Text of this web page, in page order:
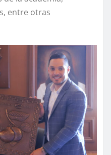
entre otras